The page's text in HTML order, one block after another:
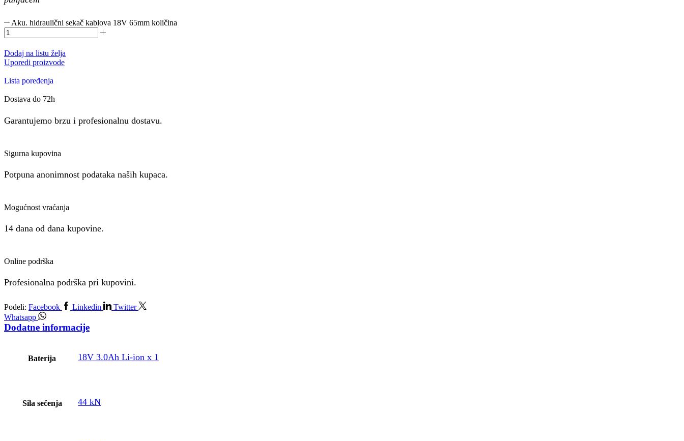
Aku. hidraulični sekač kablova 18V 65mm količina
Dodaj na listu želja
Uporedi proizvode
Lista poređenja
Dostava do 72h
Garantujemo brzu i profesionalnu dostavu.
Sigurna kupovina
Potpuna anonimnost podataka naših kupaca.
Mogućnost vraćanja
14 dana od dana kupovine.
Online podrška
Profesionalna podrška pri kupovini.
Podeli: Facebook Linkedin
Twitter
Whatsapp
Dodatne informacije
Baterija 18V 3.0Ah Li-ion x 1
Sila sečenja 44 kN